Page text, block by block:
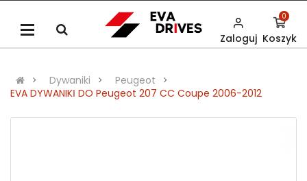
Zaloguj Koszyk
0
Dywaniki
Peugeot
EVA DYWANIKІ DO Peugeot 207 CC Coupe 2006-2012